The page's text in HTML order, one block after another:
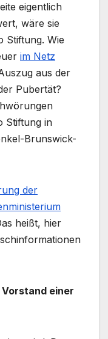
eigentlich
wäre sie
Stiftung. Wie
im Netz
aus der
Pubertät?
Stiftung in
Brunswick-
der
heißt, hier
einer